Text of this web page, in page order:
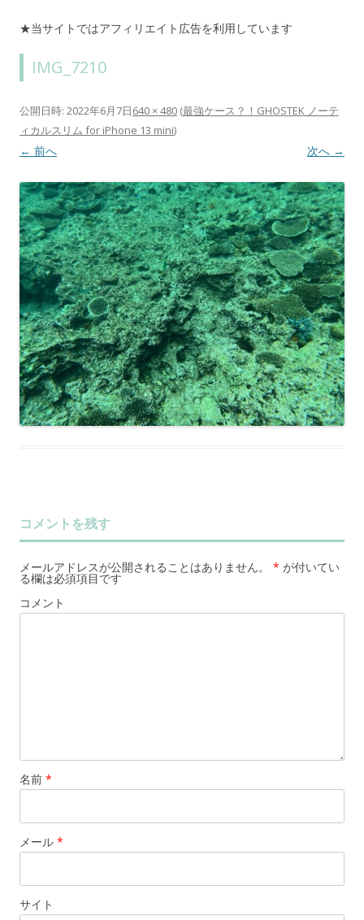
★当サイトではアフィリエイト広告を利用しています
IMG_7210
公開日時: 2022年6月7日640 × 480 (最強ケース？！GHOSTEK ノーテ
ィカルスリム for iPhone 13 mini)
← 前へ 次へ →
コメントを残す
メールアドレスが公開されることはありません。 * が付いてい
る欄は必須項目です
コメント
名前 *
メール *
サイト